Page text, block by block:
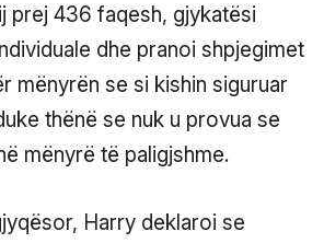
prej 436 faqesh, gjykatësi
dhe pranoi shpjegimet
mënyrën se si kishin siguruar
thënë se nuk u provua se
mënyrë të paligjshme.
Harry deklaroi se